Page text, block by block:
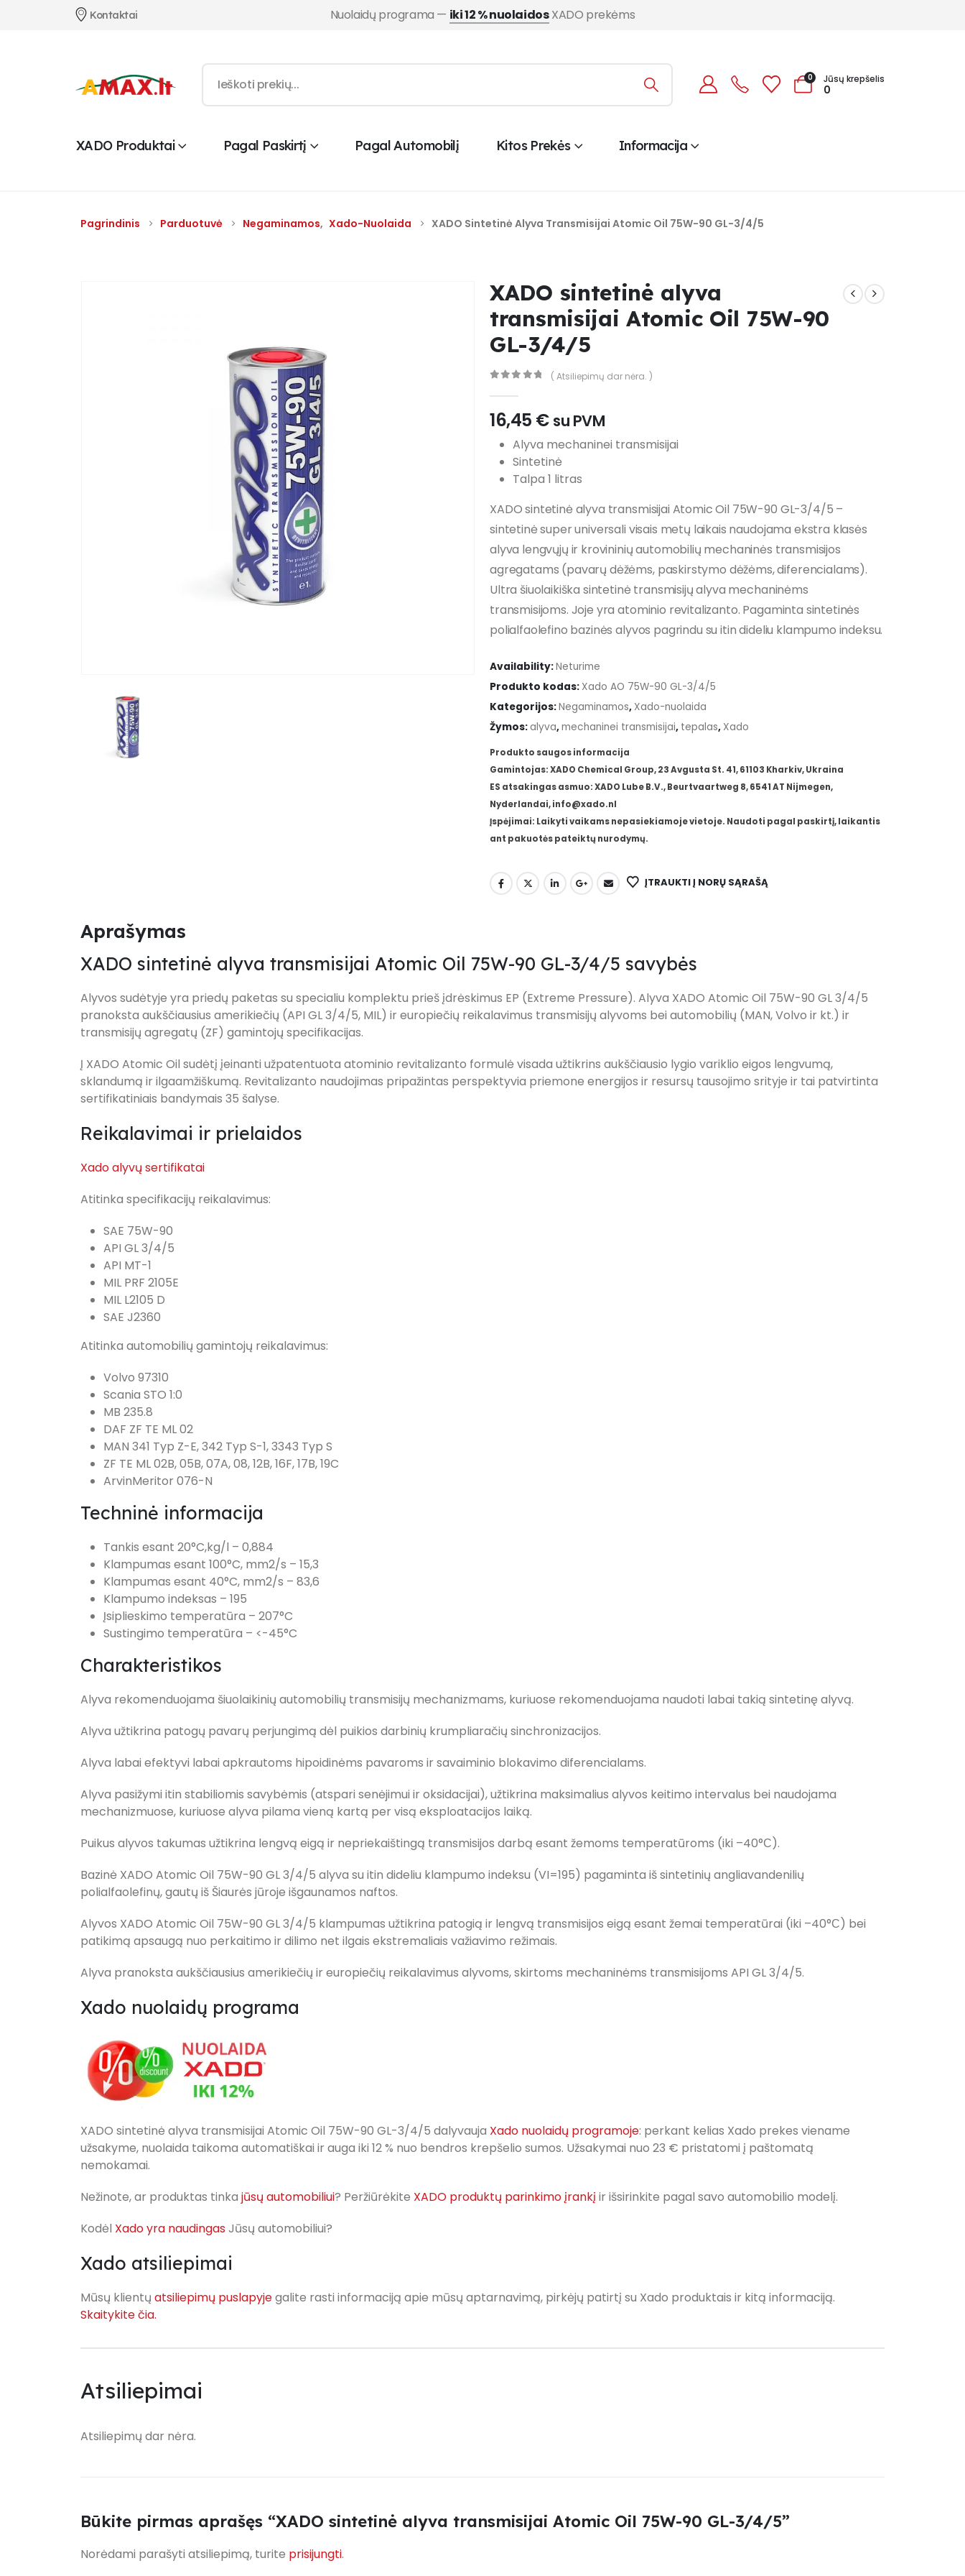
Kontaktai Nuolaidų programa — iki 12 % nuolaidosXADO prekėms
0 Jūsų krepšelis
0
XADO Produktai Pagal Paskirtį Pagal Automobilį Kitos Prekės Informacija
Pagrindinis Parduotuvė Negaminamos, Xado-Nuolaida XADO Sintetinė Alyva Transmisijai Atomic Oil 75W-90 GL-3/4/5
XADO sintetinė alyva
transmisijai Atomic Oil 75W-90
GL-3/4/5
( Atsiliepimų dar nėra. )
16,45 € su PVM
Alyva mechaninei transmisijai
Sintetinė
Talpa 1 litras
XADO sintetinė alyva transmisijai Atomic Oil 75W-90 GL-3/4/5 –
sintetinė super universali visais metų laikais naudojama ekstra klasės
alyva lengvųjų ir krovininių automobilių mechaninės transmisijos
agregatams (pavarų dėžėms, paskirstymo dėžėms, diferencialams).
Ultra šiuolaikiška sintetinė transmisijų alyva mechaninėms
transmisijoms. Joje yra atominio revitalizanto. Pagaminta sintetinės
polialfaolefino bazinės alyvos pagrindu su itin dideliu klampumo indeksu.
Availability:Neturime
Produkto kodas: Xado AO 75W-90 GL-3/4/5
Kategorijos:Negaminamos, Xado-nuolaida
Žymos:alyva,mechaninei transmisijai, tepalas, Xado
Produkto saugos informacija
Gamintojas: XADO Chemical Group, 23 Avgusta St. 41, 61103 Kharkiv, Ukraina
ES atsakingas asmuo: XADO Lube B.V., Beurtvaartweg 8, 6541 AT Nijmegen,
Nyderlandai, info@xado.nl
Įspėjimai: Laikyti vaikams nepasiekiamoje vietoje. Naudoti pagal paskirtį, laikantis
ant pakuotės pateiktų nurodymų.
ĮTRAUKTI Į NORŲ SĄRAŠĄ
Aprašymas
XADO sintetinė alyva transmisijai Atomic Oil 75W-90 GL-3/4/5 savybės
Alyvos sudėtyje yra priedų paketas su specialiu komplektu prieš įdrėskimus EP (Extreme Pressure). Alyva XADO Atomic Oil 75W-90 GL 3/4/5
pranoksta aukščiausius amerikiečių (API GL 3/4/5, MIL) ir europiečių reikalavimus transmisijų alyvoms bei automobilių (MAN, Volvo ir kt.) ir
transmisijų agregatų (ZF) gamintojų specifikacijas.
Į XADO Atomic Oil sudėtį įeinanti užpatentuota atominio revitalizanto formulė visada užtikrins aukščiausio lygio variklio eigos lengvumą,
sklandumą ir ilgaamžiškumą. Revitalizanto naudojimas pripažintas perspektyvia priemone energijos ir resursų tausojimo srityje ir tai patvirtinta
sertifikatiniais bandymais 35 šalyse.
Reikalavimai ir prielaidos
Xado alyvų sertifikatai
Atitinka specifikacijų reikalavimus:
SAE 75W-90
API GL 3/4/5
API MT-1
MIL PRF 2105E
MIL L2105 D
SAE J2360
Atitinka automobilių gamintojų reikalavimus:
Volvo 97310
Scania STO 1:0
MB 235.8
DAF ZF TE ML 02
MAN 341 Typ Z-E, 342 Typ S-1, 3343 Typ S
ZF TE ML 02B, 05B, 07A, 08, 12B, 16F, 17B, 19C
ArvinMeritor 076-N
Techninė informacija
Tankis esant 20°C,kg/l – 0,884
Klampumas esant 100°C, mm2/s – 15,3
Klampumas esant 40°C, mm2/s – 83,6
Klampumo indeksas – 195
Įsiplieskimo temperatūra – 207°C
Sustingimo temperatūra – <-45°C
Charakteristikos
Alyva rekomenduojama šiuolaikinių automobilių transmisijų mechanizmams, kuriuose rekomenduojama naudoti labai takią sintetinę alyvą.
Alyva užtikrina patogų pavarų perjungimą dėl puikios darbinių krumpliaračių sinchronizacijos.
Alyva labai efektyvi labai apkrautoms hipoidinėms pavaroms ir savaiminio blokavimo diferencialams.
Alyva pasižymi itin stabiliomis savybėmis (atspari senėjimui ir oksidacijai), užtikrina maksimalius alyvos keitimo intervalus bei naudojama
mechanizmuose, kuriuose alyva pilama vieną kartą per visą eksploatacijos laiką.
Puikus alyvos takumas užtikrina lengvą eigą ir nepriekaištingą transmisijos darbą esant žemoms temperatūroms (iki –40°С).
Bazinė XADO Atomic Oil 75W-90 GL 3/4/5 alyva su itin dideliu klampumo indeksu (VI=195) pagaminta iš sintetinių angliavandenilių
polialfaolefinų, gautų iš Šiaurės jūroje išgaunamos naftos.
Alyvos XADO Atomic Oil 75W-90 GL 3/4/5 klampumas užtikrina patogią ir lengvą transmisijos eigą esant žemai temperatūrai (iki –40°С) bei
patikimą apsaugą nuo perkaitimo ir dilimo net ilgais ekstremaliais važiavimo režimais.
Alyva pranoksta aukščiausius amerikiečių ir europiečių reikalavimus alyvoms, skirtoms mechaninėms transmisijoms API GL 3/4/5.
Xado nuolaidų programa
XADO sintetinė alyva transmisijai Atomic Oil 75W-90 GL-3/4/5 dalyvauja Xado nuolaidų programoje: perkant kelias Xado prekes viename
užsakyme, nuolaida taikoma automatiškai ir auga iki 12 % nuo bendros krepšelio sumos. Užsakymai nuo 23 € pristatomi į paštomatą
nemokamai.
Nežinote, ar produktas tinka jūsų automobiliui? Peržiūrėkite XADO produktų parinkimo įrankį ir išsirinkite pagal savo automobilio modelį.
Kodėl Xado yra naudingasJūsų automobiliui?
Xado atsiliepimai
Mūsų klientų atsiliepimų puslapyjegalite rasti informaciją apie mūsų aptarnavimą, pirkėjų patirtį su Xado produktais ir kitą informaciją.
Skaitykite čia.
Atsiliepimai
Atsiliepimų dar nėra.
Būkite pirmas aprašęs “XADO sintetinė alyva transmisijai Atomic Oil 75W-90 GL-3/4/5”
Norėdami parašyti atsiliepimą, turite prisijungti.